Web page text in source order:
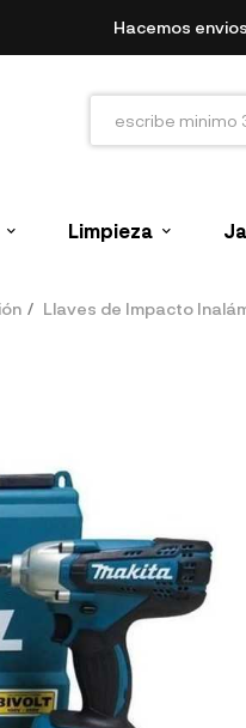
Hacemos
Limpieza
Llaves de Impacto